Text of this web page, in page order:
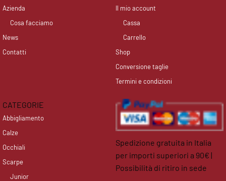
Azienda
Cosa facciamo
News
Contatti
Il mio account
Cassa
Carrello
Shop
Conversione taglie
Termini e condizioni
CATEGORIE
Abbigliamento
Calze
Occhiali
Scarpe
Junior
Spedizione gratuita in Italia
per importi superiori a 90€ |
Possibilità di ritiro in sede